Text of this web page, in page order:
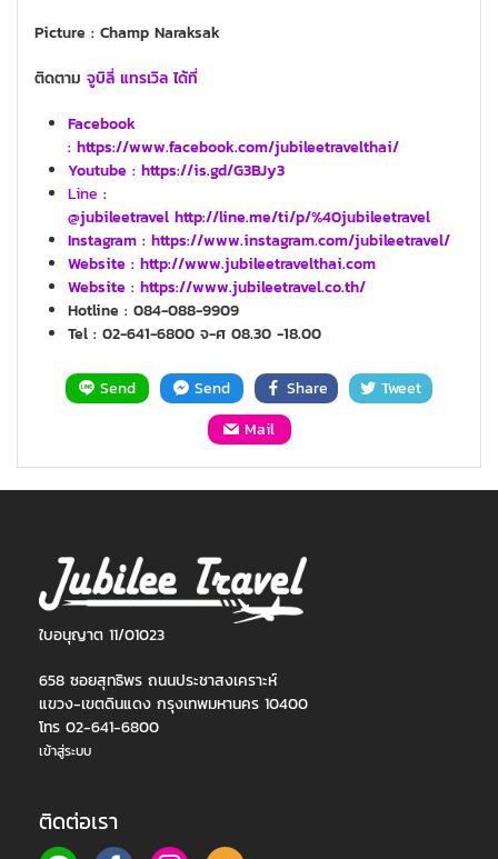
Picture : Champ Naraksak
ติดตาม จูบิลี่ แทรเวิล ได้ที่
Facebook
: https://www.facebook.com/jubileetravelthai/
Youtube : https://is.gd/G3BJy3
Line :
@jubileetravel http://line.me/ti/p/%40jubileetravel
Instagram : https://www.instagram.com/jubileetravel/
Website : http://www.jubileetravelthai.com
Website : https://www.jubileetravel.co.th/
Hotline : 084-088-9909
Tel : 02-641-6800 จ-ศ 08.30 -18.00
Send Send Share
Tweet
Mail
ใบอนุญาต 11/01023
658 ซอยสุทธิพร ถนนประชาสงเคราะห์
แขวง-เขตดินแดง กรุงเทพมหานคร 10400
โทร 02-641-6800
เข้าสู่ระบบ
ติดต่อเรา